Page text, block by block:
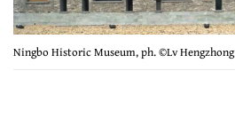
Ningbo Historic Museum, ph. ©Lv Hengzhong